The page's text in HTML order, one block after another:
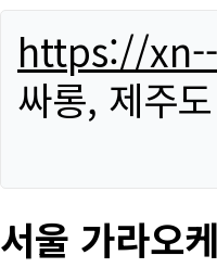
https://
싸롱, 제주
서울 가라오케